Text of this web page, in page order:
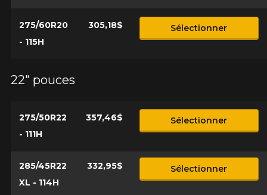
275/60R20
- 115H
305,18$ Sélectionner
22" pouces
275/50R22
- 111H
357,46$ Sélectionner
285/45R22
XL - 114H
332,95$ Sélectionner